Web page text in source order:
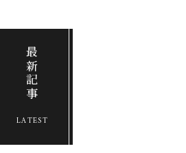
最新記事
LATEST